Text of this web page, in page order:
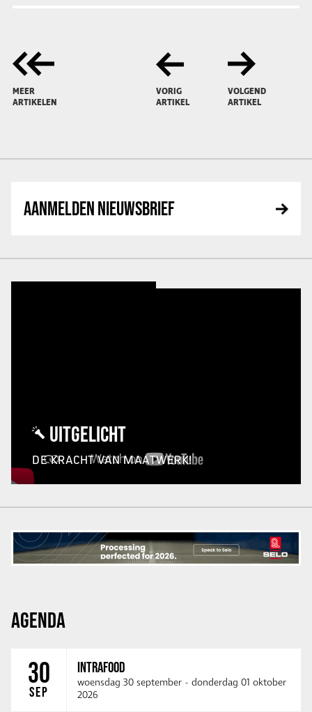
MEER
ARTIKELEN
VORIG
ARTIKEL
VOLGEND
ARTIKEL
AANMELDEN NIEUWSBRIEF
UITGELICHT
DE KRACHT VAN MAATWERK!
AGENDA
30
SEP
INTRAFOOD
woensdag 30 september - donderdag 01 oktober
2026